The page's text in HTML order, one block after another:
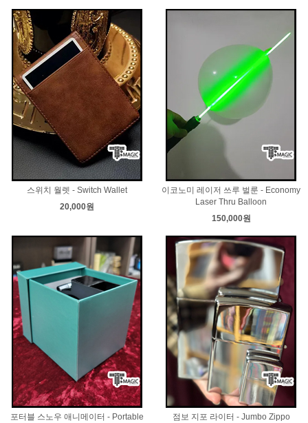
스위치 월렛 - Switch Wallet
20,000원
이코노미 레이저 쓰루 벌룬 - Economy
Laser Thru Balloon
150,000원
포터블 스노우 애니메이터 - Portable
점보 지포 라이터 - Jumbo Zippo